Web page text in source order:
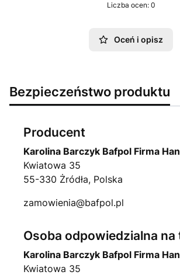
Liczba ocen: 0
Oceń i opisz
Bezpieczeństwo produktu
Producent
Karolina Barczyk Bafpol Firma
Kwiatowa 35
55-330 Żródła, Polska
zamowienia@bafpol.pl
Osoba odpowiedzialna na
Karolina Barczyk Bafpol Firma
Kwiatowa 35